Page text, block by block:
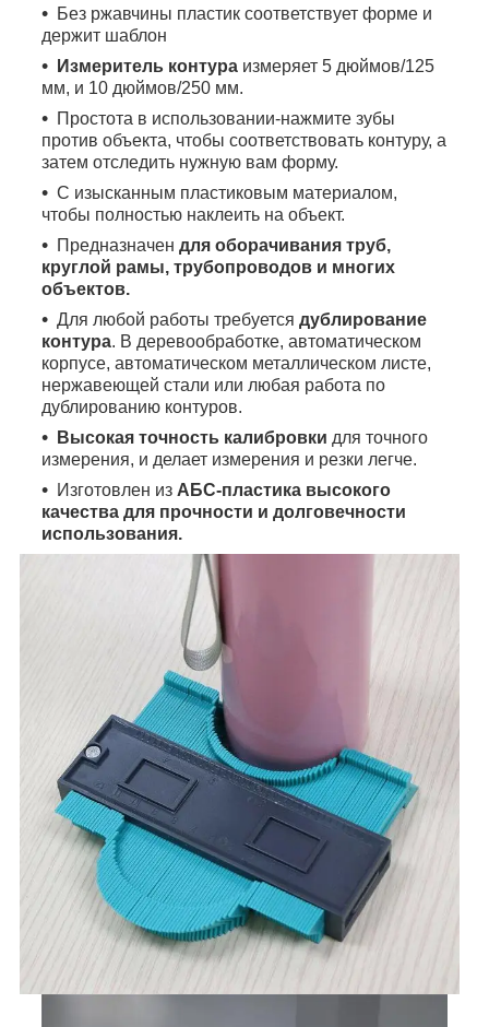
Без ржавчины пластик соответствует форме и
держит шаблон
Измеритель контура измеряет 5 дюймов/125
мм, и 10 дюймов/250 мм.
Простота в использовании-нажмите зубы
против объекта, чтобы соответствовать контуру, а
затем отследить нужную вам форму.
С изысканным пластиковым материалом,
чтобы полностью наклеить на объект.
Предназначен для оборачивания труб,
круглой рамы, трубопроводов и многих
объектов.
Для любой работы требуется дублирование
контура. В деревообработке, автоматическом
корпусе, автоматическом металлическом листе,
нержавеющей стали или любая работа по
дублированию контуров.
Высокая точность калибровки для точного
измерения, и делает измерения и резки легче.
Изготовлен из АБС-пластика высокого
качества для прочности и долговечности
использования.